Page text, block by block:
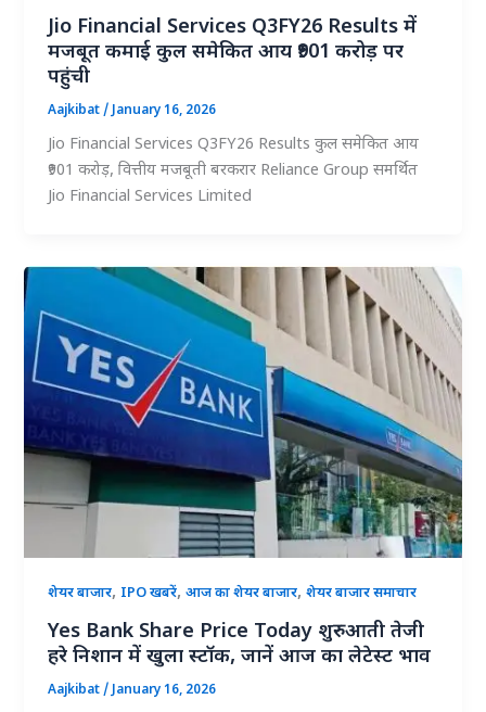
Jio Financial Services Q3FY26 Results में
मजबूत कमाई कुल समेकित आय ₹901 करोड़ पर
पहुंची
Aajkibat/January 16, 2026
Jio Financial Services Q3FY26 Results कुल समेकित आय
₹901 करोड़, वित्तीय मजबूती बरकरार Reliance Group समर्थित
Jio Financial Services Limited
शेयर बाजार, IPO खबरें,आज का शेयर बाजार,शेयर बाजार समाचार
Yes Bank Share Price Today शुरुआती तेजी
हरे निशान में खुला स्टॉक, जानें आज का लेटेस्ट भाव
Aajkibat/January 16, 2026